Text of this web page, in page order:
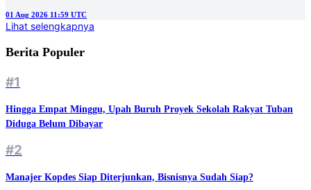
01 Aug 2026 11:59 UTC
Lihat selengkapnya
Berita Populer
#1
Hingga Empat Minggu, Upah Buruh Proyek Sekolah Rakyat Tuban
Diduga Belum Dibayar
#2
Manajer Kopdes Siap Diterjunkan, Bisnisnya Sudah Siap?